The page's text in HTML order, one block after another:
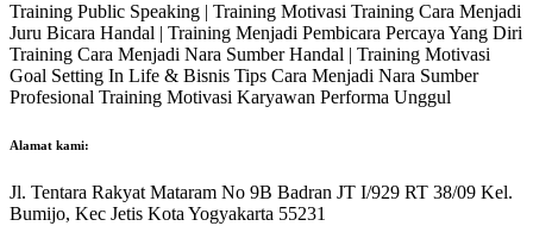
Training Public Speaking | Training Motivasi Training Cara Menjadi
Juru Bicara Handal | Training Menjadi Pembicara Percaya Yang Diri
Training Cara Menjadi Nara Sumber Handal | Training Motivasi
Goal Setting In Life & Bisnis Tips Cara Menjadi Nara Sumber
Profesional Training Motivasi Karyawan Performa Unggul
Alamat kami:
Jl. Tentara Rakyat Mataram No 9B Badran JT I/929 RT 38/09 Kel.
Bumijo, Kec Jetis Kota Yogyakarta 55231